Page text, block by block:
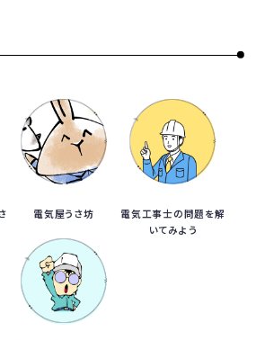
電気屋うさ坊
電気工事士の問題を解
いてみよう